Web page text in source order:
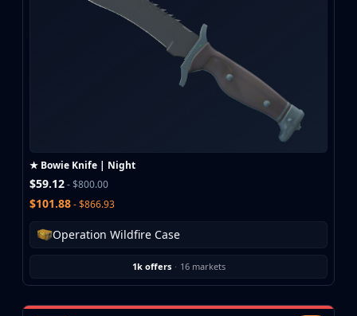
★ Bowie Knife | Night
$59.12- $800.00
$101.88- $866.93
Operation Wildfire Case
1k offers · 16 markets